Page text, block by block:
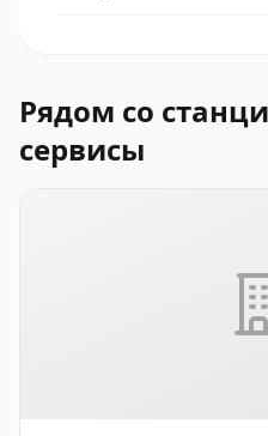
Рядом со
сервисы